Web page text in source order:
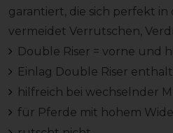
garantiert, die sich perfekt
vermeidet Verrutschen,
Double Riser = vorne und
Einlag Double Riser
hilfreich bei wechselnder
für Pferde mit hohem